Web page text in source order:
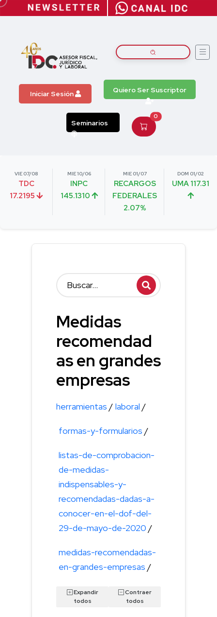
Iniciar Sesión Quiero Ser Suscriptor
Seminarios
0
VIE 07/08
TDC
17.2195
MIE 10/06
INPC
145.1310
MIE 01/07
RECARGOS
FEDERALES
2.07%
DOM 01/02
UMA 117.31
Medidas
recomendad
as en grandes
empresas
herramientas / laboral /
formas-y-formularios /
listas-de-comprobacion-
de-medidas-
indispensables-y-
recomendadas-dadas-a-
conocer-en-el-dof-del-
29-de-mayo-de-2020 /
medidas-recomendadas-
en-grandes-empresas /
Expandir
todos
Contraer
todos